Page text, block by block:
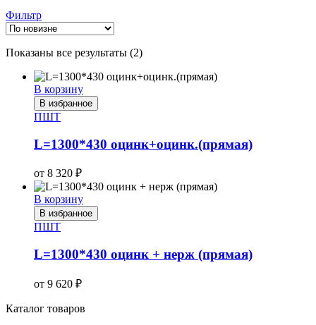
Фильтр
Показаны все результаты (2)Сортировка:
недавние
В корзину
В избранное
ПШТ
L=1300*430 оцинк+оцинк.(прямая)
от 8 320 ₽
В корзину
В избранное
ПШТ
L=1300*430 оцинк + нерж (прямая)
от 9 620 ₽
Каталог товаров